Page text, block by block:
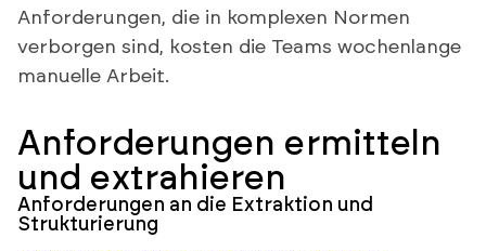
Anforderungen, die in komplexen Normen
verborgen sind, kosten die Teams wochenlange
manuelle Arbeit.
Anforderungen ermitteln
und extrahieren
Anforderungen an die Extraktion und
Strukturierung